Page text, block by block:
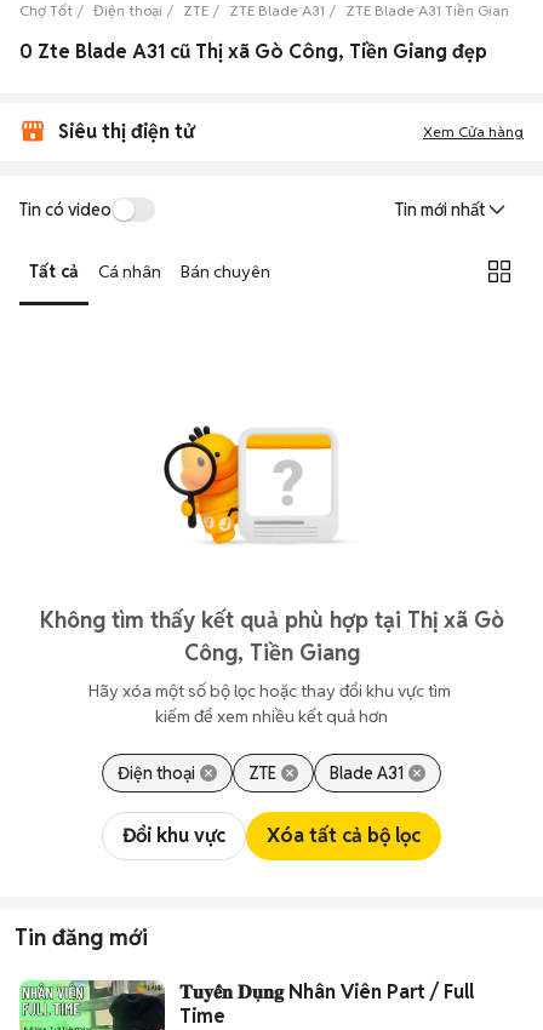
Chợ Tốt Điện thoại ZTE ZTE Blade A31 ZTE Blade A31 Tiền Giang
0 Zte Blade A31 cũ Thị xã Gò Công, Tiền Giang đẹp
Siêu thị điện tử Xem Cửa hàng
Tin có video Tin mới nhất
Tất cả Cá nhân Bán chuyên
Không tìm thấy kết quả phù hợp tại Thị xã Gò
Công, Tiền Giang
Hãy xóa một số bộ lọc hoặc thay đổi khu vực tìm
kiếm để xem nhiều kết quả hơn
Điện thoại ZTE Blade A31
Đổi khu vực Xóa tất cả bộ lọc
Tin đăng mới
𝐓𝐮𝐲𝐞̂̉𝐧 𝐃𝐮̣𝐧𝐠 Nhân Viên Part / Full
Time